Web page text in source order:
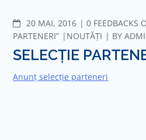
20 MAI, 2016 COMMENTS
0 FEEDBACKS
PARTENERI”
NOUTĂȚI BY
SELECȚIE
Anunț selecție parteneri